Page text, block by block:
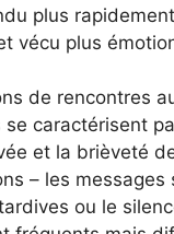
plus
vécu plus
de rencontres
caractérisent
et la brièveté
– les messages
ou le